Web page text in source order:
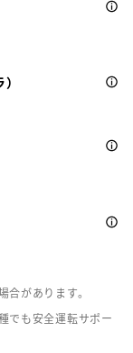
があります。
でも安全運転サポー